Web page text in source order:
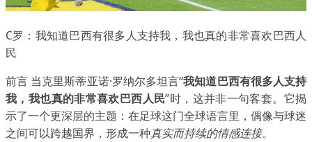
C罗：我知道巴西有很多人支持我，我也真的非常喜欢巴西人
民
前言 当克里斯蒂亚诺·罗纳尔多坦言“我知道巴西有很多人支持
我，我也真的非常喜欢巴西人民”时，这并非一句客套。它揭
示了一个更深层的主题：在足球这门全球语言里，偶像与球迷
之间可以跨越国界，形成一种真实而持续的情感连接。